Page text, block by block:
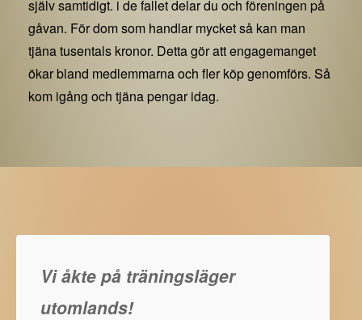
själv samtidigt. i de fallet delar du och föreningen på
gåvan. För dom som handlar mycket så kan man
tjäna tusentals kronor. Detta gör att engagemanget
ökar bland medlemmarna och fler köp genomförs. Så
kom igång och tjäna pengar idag.
Vi åkte på träningsläger
utomlands!